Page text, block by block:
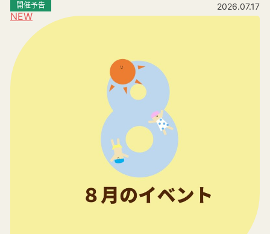
NEW
開催予告 2026.07.17